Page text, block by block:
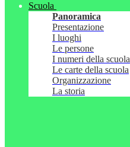
Scuola
Panoramica
Presentazione
I luoghi
Le persone
I numeri della scuola
Le carte della scuola
Organizzazione
La storia